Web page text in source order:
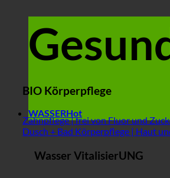
BIO Körperpflege
Zahnpflege | frei von Fluor und
Dusch + Bad Körperpflege | Haut
WASSER
Wasser VitalisierUNG